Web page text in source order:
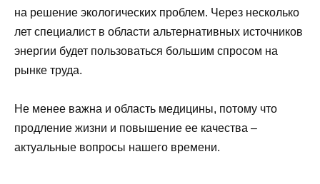
на решение экологических проблем. Через несколько
лет специалист в области альтернативных источников
энергии будет пользоваться большим спросом на
рынке труда.
Не менее важна и область медицины, потому что
продление жизни и повышение ее качества –
актуальные вопросы нашего времени.